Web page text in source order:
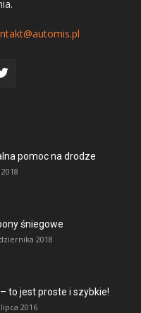
pomoc na drodze
śniegowe
2018
to jest proste i szybkie!
lipca 2016